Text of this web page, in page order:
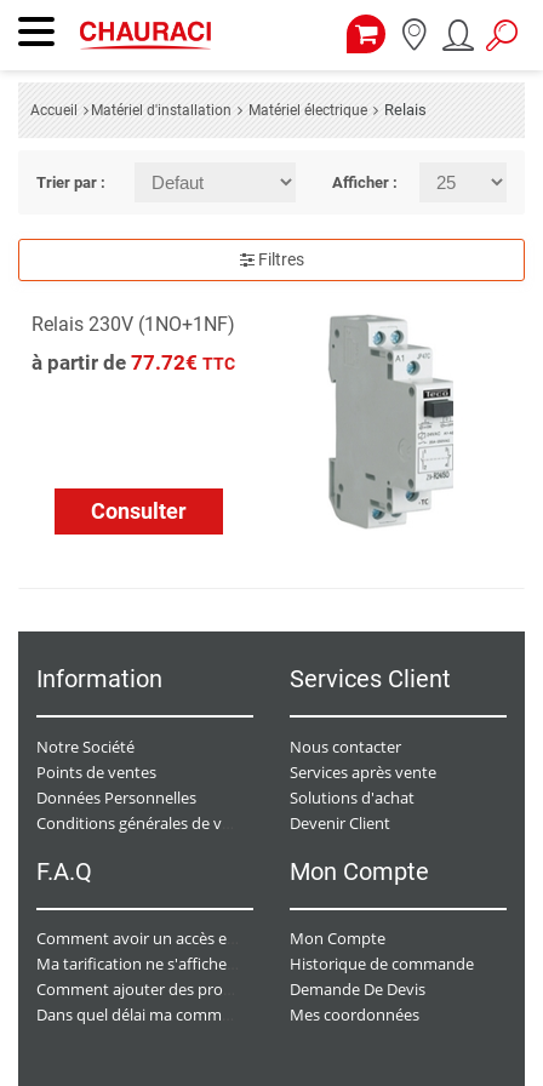
Accueil Matériel d'installation Matériel électrique Relais
Trier par : Afficher :
Filtres
Relais 230V (1NO+1NF)
à partir de 77.72€ TTC
Consulter
Information
Notre Société
Points de ventes
Données Personnelles
Services Client
Nous contacter
Services après vente
Solutions d'achat
Devenir Client
F.A.Q Mon Compte
Mon Compte
Historique de commande
Demande De Devis
Mes coordonnées